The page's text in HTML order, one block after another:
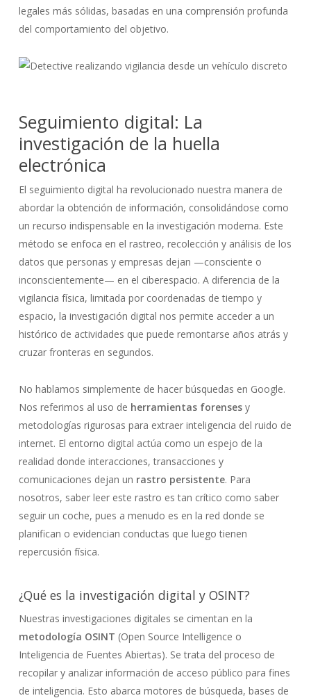
legales más sólidas, basadas en una comprensión profunda
del comportamiento del objetivo.
Seguimiento digital: La
investigación de la huella
electrónica
El seguimiento digital ha revolucionado nuestra manera de
abordar la obtención de información, consolidándose como
un recurso indispensable en la investigación moderna. Este
método se enfoca en el rastreo, recolección y análisis de los
datos que personas y empresas dejan —consciente o
inconscientemente— en el ciberespacio. A diferencia de la
vigilancia física, limitada por coordenadas de tiempo y
espacio, la investigación digital nos permite acceder a un
histórico de actividades que puede remontarse años atrás y
cruzar fronteras en segundos.
No hablamos simplemente de hacer búsquedas en Google.
Nos referimos al uso de herramientas forensesy
metodologías rigurosas para extraer inteligencia del ruido de
internet. El entorno digital actúa como un espejo de la
realidad donde interacciones, transacciones y
comunicaciones dejan un rastro persistente. Para
nosotros, saber leer este rastro es tan crítico como saber
seguir un coche, pues a menudo es en la red donde se
planifican o evidencian conductas que luego tienen
repercusión física.
¿Qué es la investigación digital y OSINT?
Nuestras investigaciones digitales se cimentan en la
metodología OSINT (Open Source Intelligence o
Inteligencia de Fuentes Abiertas). Se trata del proceso de
recopilar y analizar información de acceso público para fines
de inteligencia. Esto abarca motores de búsqueda, bases de